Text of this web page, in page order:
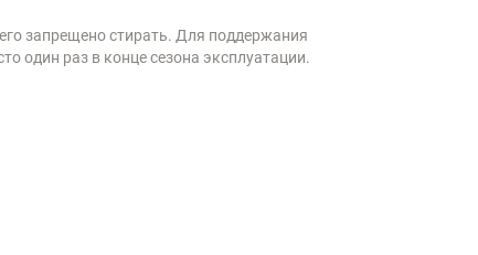
запрещено стирать. Для поддержания
один раз в конце сезона эксплуатации.